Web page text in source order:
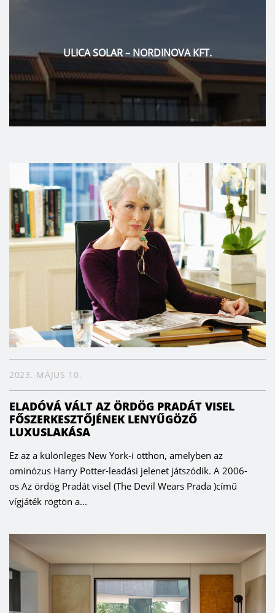
ULICA SOLAR – NORDINOVA KFT.
2023. MÁJUS 10.
ELADÓVÁ VÁLT AZ ÖRDÖG PRADÁT VISEL
FŐSZERKESZTŐJÉNEK LENYŰGÖZŐ
LUXUSLAKÁSA
Ez az a különleges New York-i otthon, amelyben az
ominózus Harry Potter-leadási jelenet játszódik. A 2006-
os Az ördög Pradát visel (The Devil Wears Prada )című
vígjáték rögtön a...